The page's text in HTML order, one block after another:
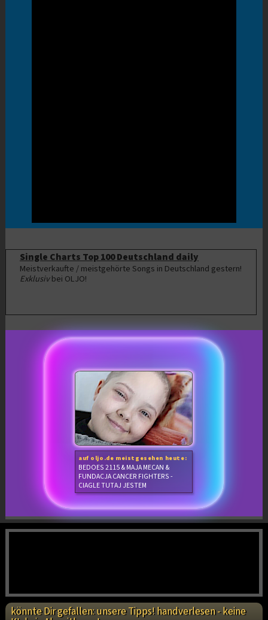
Single Charts Top 100 Deutschland daily
Meistverkaufte / meistgehörte Songs in Deutschland gestern!
Exklusivbei OLJO!
auf oljo.de meistgesehen heute:
BEDOES 2115 & MAJA MECAN &
FUNDACJA CANCER FIGHTERS -
CIAGLE TUTAJ JESTEM
könnte Dir gefallen: unsere Tipps! handverlesen - keine